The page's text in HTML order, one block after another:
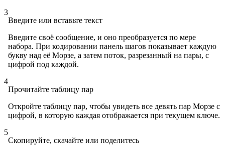
3
Введите или вставьте текст
Введите своё сообщение, и оно преобразуется по мере
набора. При кодировании панель шагов показывает каждую
букву над её Морзе, а затем поток, разрезанный на пары, с
цифрой под каждой.
4
Прочитайте таблицу пар
Откройте таблицу пар, чтобы увидеть все девять пар Морзе с
цифрой, в которую каждая отображается при текущем ключе.
5
Скопируйте, скачайте или поделитесь